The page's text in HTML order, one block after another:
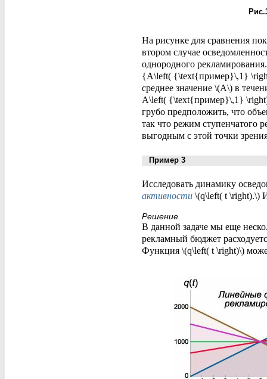
На рисунке для сравнения
втором случае
однородного
{A\left( {\text{пример}\,1}
среднее значение \(A\) в
A\left( {\text{пример}\,1}
грубо предположить, что
так что режим ступенчатого
выгодным с этой точки
Пример 3
Исследовать динамику
активности \(q\left( t \right).\)
Решение.
В данной задаче мы еще
рекламный бюджет
Функция \(q\left( t \right)\)